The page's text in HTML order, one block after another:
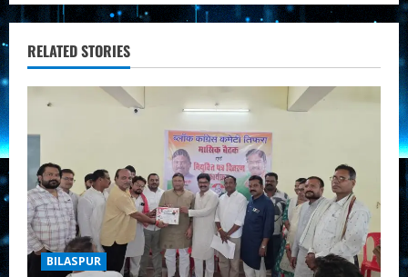
n
u
e
R
e
a
d
RELATED STORIES
BILASPUR